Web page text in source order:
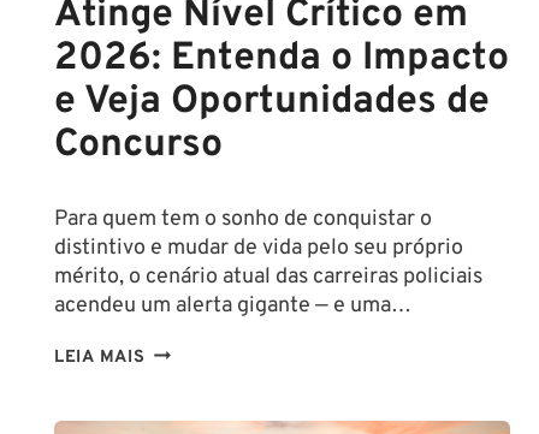
Atinge Nível Crítico em
2026: Entenda o Impacto
e Veja Oportunidades de
Concurso
Para quem tem o sonho de conquistar o
distintivo e mudar de vida pelo seu próprio
mérito, o cenário atual das carreiras policiais
acendeu um alerta gigante — e uma…
LEIA MAIS DÉFICIT